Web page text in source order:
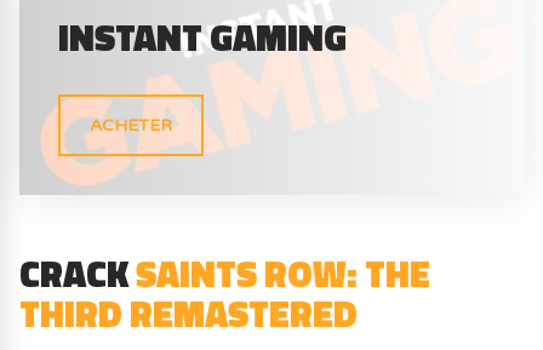
INSTANT GAMING
ACHETER
CRACKSAINTS ROW: THE
THIRD REMASTERED